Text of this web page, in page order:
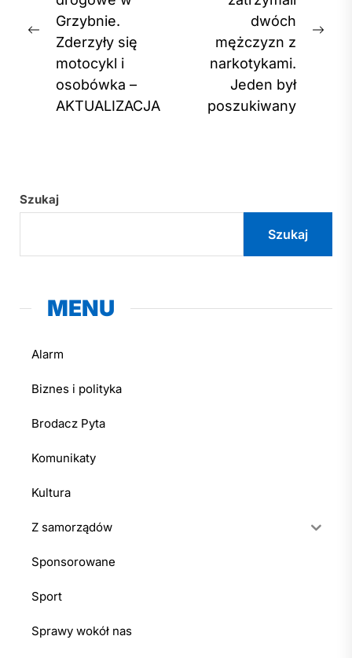
Previous
post:
Grzybnie.
Zderzyły się
motocykl i
osobówka –
AKTUALIZACJA
dwóch
mężczyzn z
narkotykami.
Jeden był
poszukiwany
Szukaj
Szukaj
MENU
Alarm
Biznes i polityka
Brodacz Pyta
Komunikaty
Kultura
Z samorządów
Sponsorowane
Sport
Sprawy wokół nas